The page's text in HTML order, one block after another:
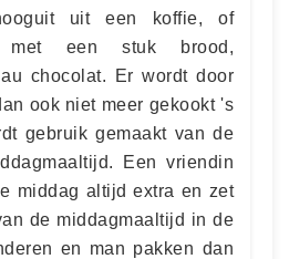
uit een koffie, of
met een stuk brood,
chocolat. Er wordt door
ook niet meer gekookt 's
gebruik gemaakt van de
Een vriendin
middag altijd extra en zet
de middagmaaltijd in de
en man pakken dan